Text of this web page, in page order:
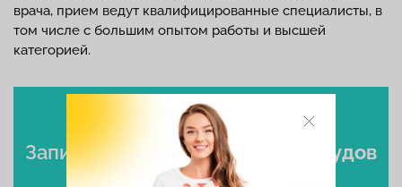
врача, прием ведут квалифицированные специалисты, в
том числе с большим опытом работы и высшей
категорией.
Записаться на УЗИ допплер сосудов